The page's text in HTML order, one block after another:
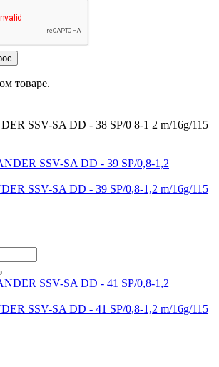
товаре.
SSV-SA DD - 38 SP/0 8-1 2 m/16g/115
SSV-SA DD - 39 SP/0,8-1,2 m/16g/115
SSV-SA DD - 41 SP/0,8-1,2 m/16g/115